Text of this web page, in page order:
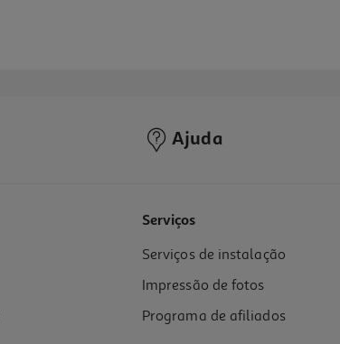
Ajuda
Serviços
Serviços de instalação
Impressão de fotos
Programa de afiliados